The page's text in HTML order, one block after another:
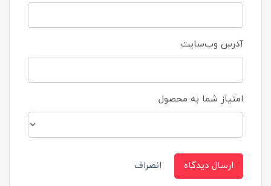
آدرس وب‌سایت
امتیاز شما به محصول
ارسال دیدگاه انصراف